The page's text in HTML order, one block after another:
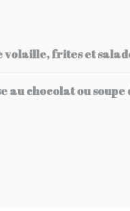
volaille, frites et
au chocolat ou soupe